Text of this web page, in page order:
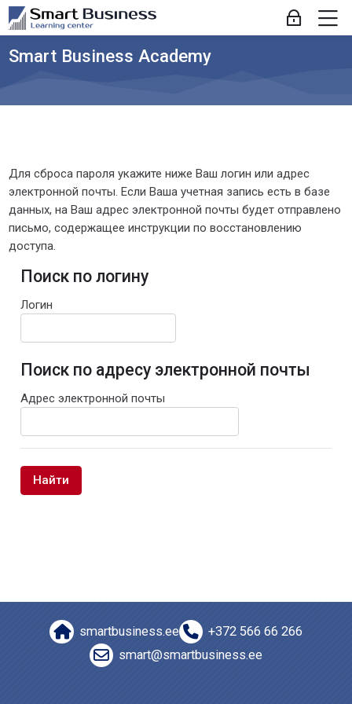
Skip to navigation
Skip to login form
Перейти к основному содержанию
Skip to footer
Вход
Smart Business Academy
Для сброса пароля укажите ниже Ваш логин или адрес
электронной почты. Если Ваша учетная запись есть в базе
данных, на Ваш адрес электронной почты будет отправлено
письмо, содержащее инструкции по восстановлению
доступа.
Поиск по логину
Поиск по логину
Логин
Поиск по адресу электронной почты
Поиск по адресу электронной почты
Адрес электронной почты
smartbusiness.ee
+372 566 66 266
smart@smartbusiness.ee